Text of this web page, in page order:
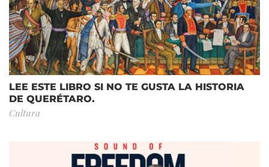
LEE ESTE LIBRO SI NO TE GUSTA LA HISTORIA
DE QUERÉTARO.
Cultura